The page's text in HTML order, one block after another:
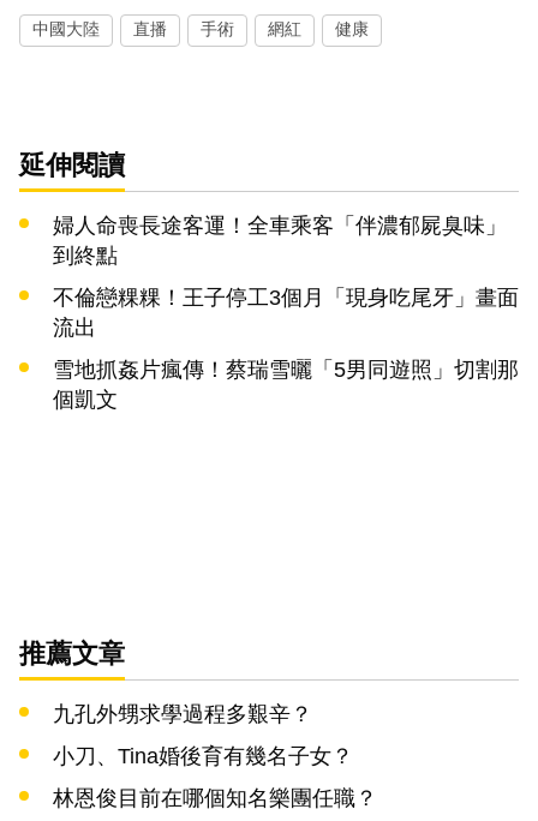
中國大陸 直播 手術 網紅 健康
延伸閱讀
婦人命喪長途客運！全車乘客「伴濃郁屍臭味」
到終點
不倫戀粿粿！王子停工3個月「現身吃尾牙」畫面
流出
雪地抓姦片瘋傳！蔡瑞雪曬「5男同遊照」切割那
個凱文
推薦文章
九孔外甥求學過程多艱辛？
小刀、Tina婚後育有幾名子女？
林恩俊目前在哪個知名樂團任職？